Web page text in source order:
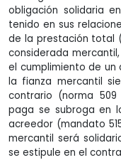
obligación solidaria
tenido en sus
de la prestación total
considerada
el cumplimiento de
la fianza mercantil
contrario (norma
paga se subroga en
acreedor (mandato
mercantil será
se estipule en el